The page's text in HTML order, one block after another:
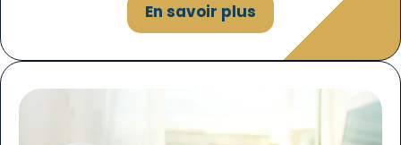
En savoir plus